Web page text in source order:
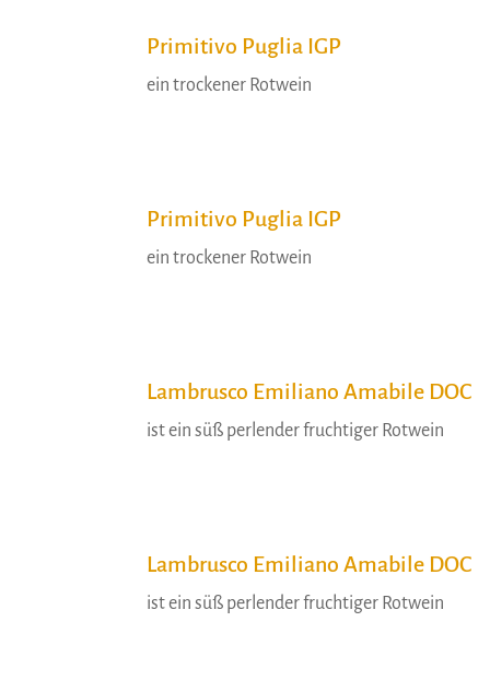
Primitivo Puglia IGP
ein trockener Rotwein
Primitivo Puglia IGP
ein trockener Rotwein
Lambrusco Emiliano Amabile DOC
ist ein süß perlender fruchtiger Rotwein
Lambrusco Emiliano Amabile DOC
ist ein süß perlender fruchtiger Rotwein